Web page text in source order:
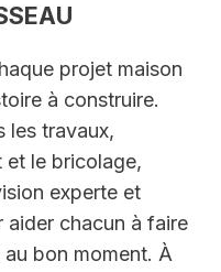
projet maison
à construire.
les travaux,
et le bricolage,
experte et
aider chacun à faire
bon moment. À